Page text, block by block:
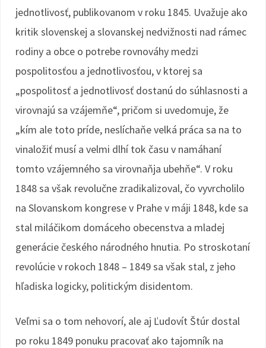
jednotlivosť, publikovanom v roku 1845. Uvažuje ako
kritik slovenskej a slovanskej nedvižnosti nad rámec
rodiny a obce o potrebe rovnováhy medzi
pospolitosťou a jednotlivosťou, v ktorej sa
„pospolitosť a jednotlivosť dostanú do súhlasnosti a
virovnajú sa vzájemňe“, pričom si uvedomuje, že
„kím ale toto príde, neslíchaňe velká práca sa na to
vinaložiť musí a velmi dlhí tok času v namáhaní
tomto vzájemného sa virovnaňja ubehňe“. V roku
1848 sa však revolučne zradikalizoval, čo vyvrcholilo
na Slovanskom kongrese v Prahe v máji 1848, kde sa
stal miláčikom domáceho obecenstva a mladej
generácie českého národného hnutia. Po stroskotaní
revolúcie v rokoch 1848 – 1849 sa však stal, z jeho
hľadiska logicky, politickým disidentom.
Veľmi sa o tom nehovorí, ale aj Ľudovít Štúr dostal
po roku 1849 ponuku pracovať ako tajomník na